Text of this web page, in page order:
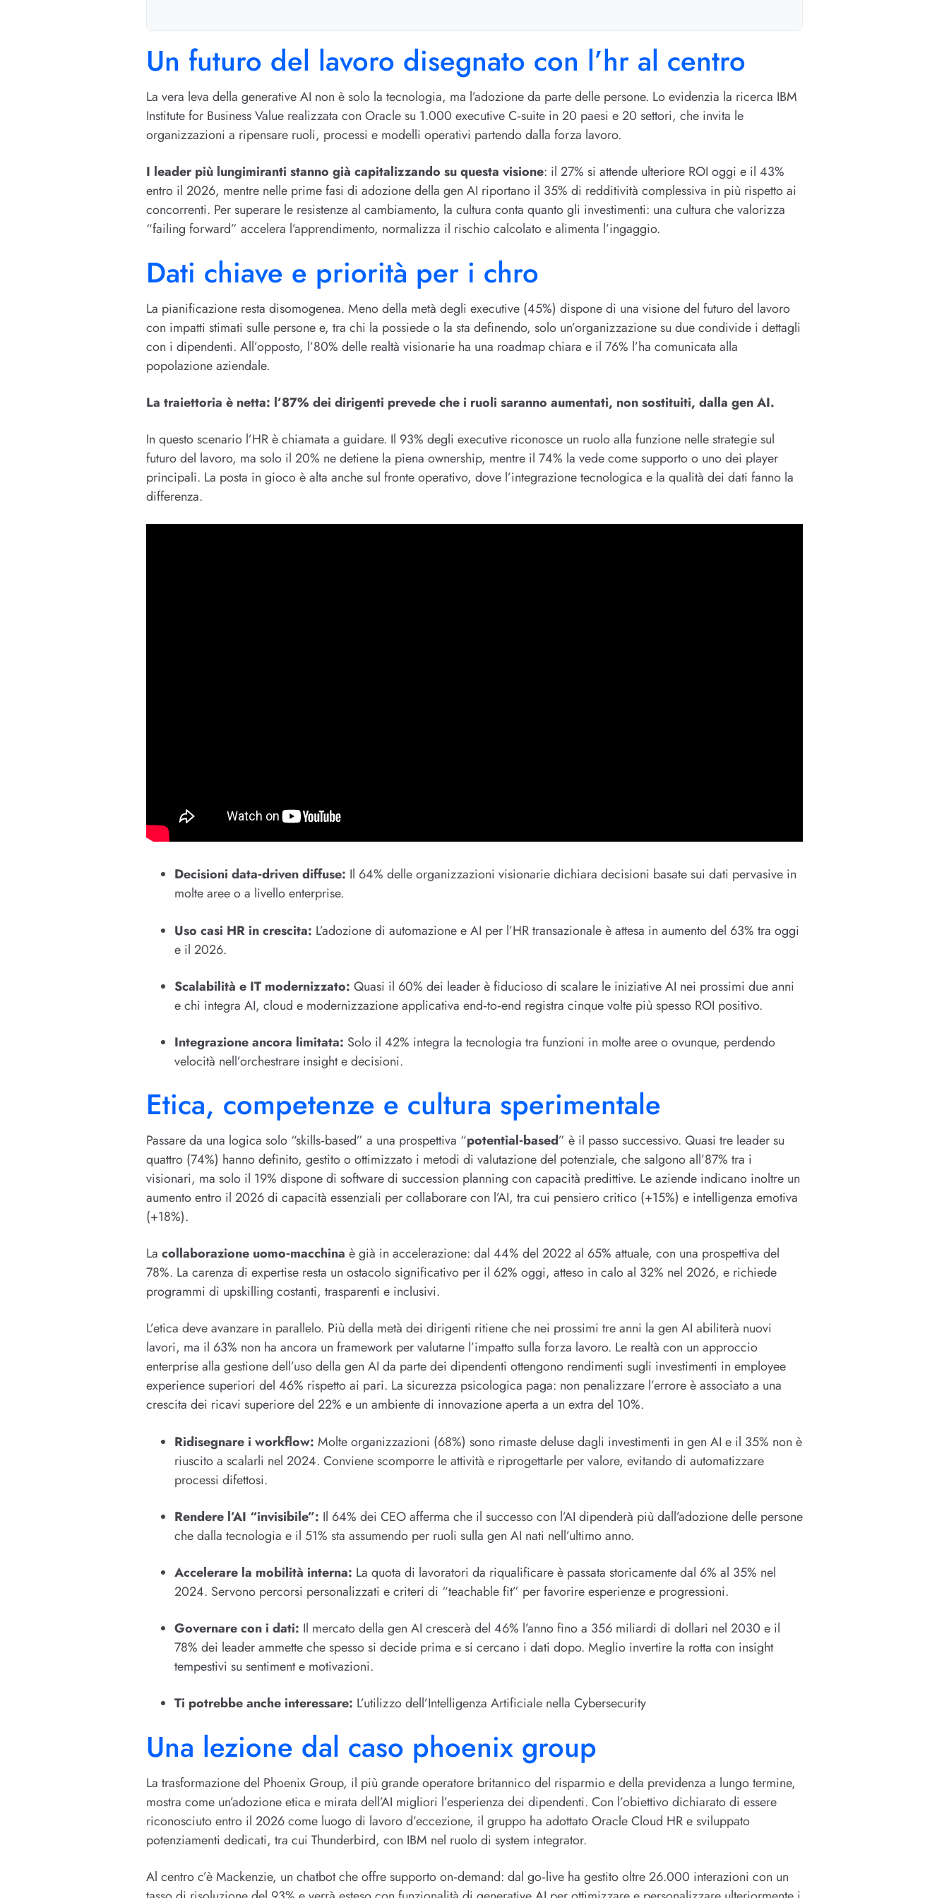
Un futuro del lavoro disegnato con l’hr al centro
La vera leva della generative AI non è solo la tecnologia, ma l’adozione da parte delle persone. Lo evidenzia la ricerca IBM
Institute for Business Value realizzata con Oracle su 1.000 executive C‑suite in 20 paesi e 20 settori, che invita le
organizzazioni a ripensare ruoli, processi e modelli operativi partendo dalla forza lavoro.
I leader più lungimiranti stanno già capitalizzando su questa visione: il 27% si attende ulteriore ROI oggi e il 43%
entro il 2026, mentre nelle prime fasi di adozione della gen AI riportano il 35% di redditività complessiva in più rispetto ai
concorrenti. Per superare le resistenze al cambiamento, la cultura conta quanto gli investimenti: una cultura che valorizza
“failing forward” accelera l’apprendimento, normalizza il rischio calcolato e alimenta l’ingaggio.
Dati chiave e priorità per i chro
La pianificazione resta disomogenea. Meno della metà degli executive (45%) dispone di una visione del futuro del lavoro
con impatti stimati sulle persone e, tra chi la possiede o la sta definendo, solo un’organizzazione su due condivide i dettagli
con i dipendenti. All’opposto, l’80% delle realtà visionarie ha una roadmap chiara e il 76% l’ha comunicata alla
popolazione aziendale.
La traiettoria è netta: l’87% dei dirigenti prevede che i ruoli saranno aumentati, non sostituiti, dalla gen AI.
In questo scenario l’HR è chiamata a guidare. Il 93% degli executive riconosce un ruolo alla funzione nelle strategie sul
futuro del lavoro, ma solo il 20% ne detiene la piena ownership, mentre il 74% la vede come supporto o uno dei player
principali. La posta in gioco è alta anche sul fronte operativo, dove l’integrazione tecnologica e la qualità dei dati fanno la
differenza.
Decisioni data‑driven diffuse: Il 64% delle organizzazioni visionarie dichiara decisioni basate sui dati pervasive in
molte aree o a livello enterprise.
Uso casi HR in crescita: L’adozione di automazione e AI per l’HR transazionale è attesa in aumento del 63% tra oggi
e il 2026.
Scalabilità e IT modernizzato: Quasi il 60% dei leader è fiducioso di scalare le iniziative AI nei prossimi due anni
e chi integra AI, cloud e modernizzazione applicativa end‑to‑end registra cinque volte più spesso ROI positivo.
Integrazione ancora limitata: Solo il 42% integra la tecnologia tra funzioni in molte aree o ovunque, perdendo
velocità nell’orchestrare insight e decisioni.
Etica, competenze e cultura sperimentale
Passare da una logica solo “skills‑based” a una prospettiva “potential‑based” è il passo successivo. Quasi tre leader su
quattro (74%) hanno definito, gestito o ottimizzato i metodi di valutazione del potenziale, che salgono all’87% tra i
visionari, ma solo il 19% dispone di software di succession planning con capacità predittive. Le aziende indicano inoltre un
aumento entro il 2026 di capacità essenziali per collaborare con l’AI, tra cui pensiero critico (+15%) e intelligenza emotiva
(+18%).
La collaborazione uomo‑macchina è già in accelerazione: dal 44% del 2022 al 65% attuale, con una prospettiva del
78%. La carenza di expertise resta un ostacolo significativo per il 62% oggi, atteso in calo al 32% nel 2026, e richiede
programmi di upskilling costanti, trasparenti e inclusivi.
L’etica deve avanzare in parallelo. Più della metà dei dirigenti ritiene che nei prossimi tre anni la gen AI abiliterà nuovi
lavori, ma il 63% non ha ancora un framework per valutarne l’impatto sulla forza lavoro. Le realtà con un approccio
enterprise alla gestione dell’uso della gen AI da parte dei dipendenti ottengono rendimenti sugli investimenti in employee
experience superiori del 46% rispetto ai pari. La sicurezza psicologica paga: non penalizzare l’errore è associato a una
crescita dei ricavi superiore del 22% e un ambiente di innovazione aperta a un extra del 10%.
Ridisegnare i workflow: Molte organizzazioni (68%) sono rimaste deluse dagli investimenti in gen AI e il 35% non è
riuscito a scalarli nel 2024. Conviene scomporre le attività e riprogettarle per valore, evitando di automatizzare
processi difettosi.
Rendere l’AI “invisibile”: Il 64% dei CEO afferma che il successo con l’AI dipenderà più dall’adozione delle persone
che dalla tecnologia e il 51% sta assumendo per ruoli sulla gen AI nati nell’ultimo anno.
Accelerare la mobilità interna: La quota di lavoratori da riqualificare è passata storicamente dal 6% al 35% nel
2024. Servono percorsi personalizzati e criteri di “teachable fit” per favorire esperienze e progressioni.
Governare con i dati: Il mercato della gen AI crescerà del 46% l’anno fino a 356 miliardi di dollari nel 2030 e il
78% dei leader ammette che spesso si decide prima e si cercano i dati dopo. Meglio invertire la rotta con insight
tempestivi su sentiment e motivazioni.
Ti potrebbe anche interessare: L’utilizzo dell’Intelligenza Artificiale nella Cybersecurity
Una lezione dal caso phoenix group
La trasformazione del Phoenix Group, il più grande operatore britannico del risparmio e della previdenza a lungo termine,
mostra come un’adozione etica e mirata dell’AI migliori l’esperienza dei dipendenti. Con l’obiettivo dichiarato di essere
riconosciuto entro il 2026 come luogo di lavoro d’eccezione, il gruppo ha adottato Oracle Cloud HR e sviluppato
potenziamenti dedicati, tra cui Thunderbird, con IBM nel ruolo di system integrator.
Al centro c’è Mackenzie, un chatbot che offre supporto on‑demand: dal go‑live ha gestito oltre 26.000 interazioni con un